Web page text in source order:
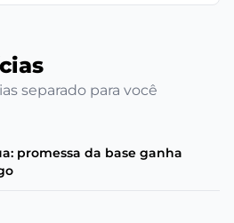
separado para você
promessa da base ganha